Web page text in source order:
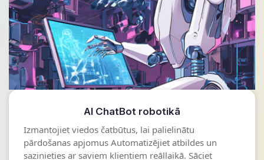
AI ChatBot robotikā
Izmantojiet viedos čatbūtus, lai palielinātu
pārdošanas apjomus Automatizējiet atbildes un
sazinieties ar saviem klientiem reāllaikā. Sāciet